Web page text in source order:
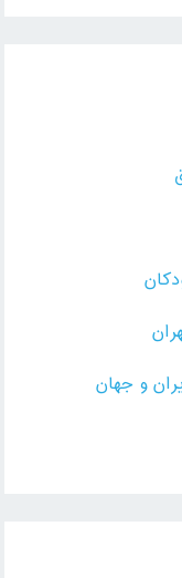
و جهان